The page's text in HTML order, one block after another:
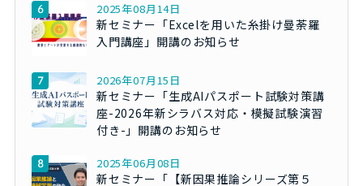
2025年08月14日
新セミナー「Excelを用いた糸掛け曼荼羅
入門講座」開講のお知らせ
2026年07月15日
新セミナー「生成AIパスポート試験対策講
座-2026年新シラバス対応・模擬試験演習
付き-」開講のお知らせ
2025年06月08日
新セミナー「【新因果推論シリーズ第５